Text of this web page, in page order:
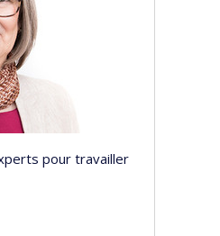
pour travailler